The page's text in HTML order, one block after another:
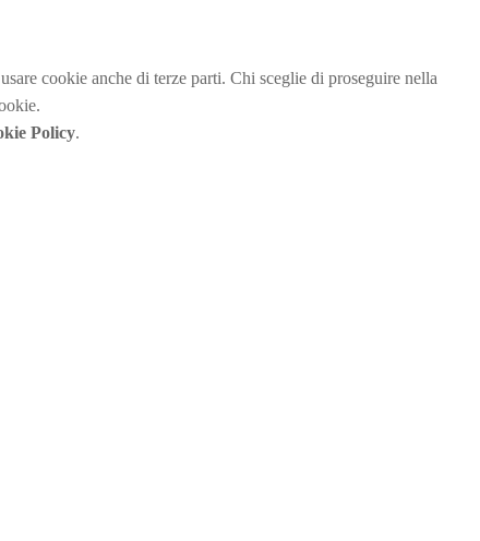
cookie anche di terze parti. Chi sceglie di proseguire nella
Policy.